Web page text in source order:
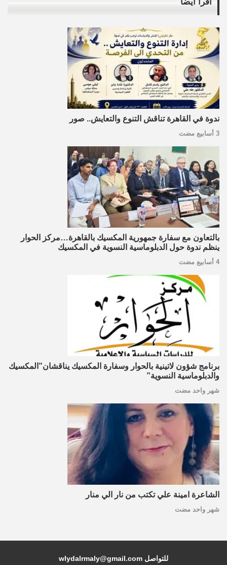
ندوة في القاهرة تناقش التنوع والتعايش.. صور
3 أسابيع مضت
بالتعاون مع سفارة جمهورية المكسيك بالقاهرة…مركز الحوار
ينظم ندوة حول الدبلوماسية النسوية في المكسيك
4 أسابيع مضت
برنامج شؤون لاتينية بالحوار وسفارة المكسيك يناقشان”المكسيك
والدبلوماسية النسوية”
شهر واحد مضت
الشاعرة امينة علي تكتب من نار الي منار
شهر واحد مضت
للتواصل wlydalrmaly@gmail.com